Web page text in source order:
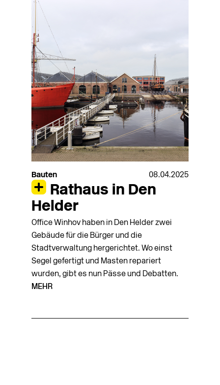
Bauten 08.04.2025
Rathaus in Den
Helder
Office Winhov haben in Den Helder zwei
Gebäude für die Bürger und die
Stadtverwaltung hergerichtet. Wo einst
Segel gefertigt und Masten repariert
wurden, gibt es nun Pässe und Debatten.
MEHR